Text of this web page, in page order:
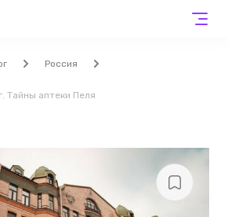
Россия
Тайны аптеки Пеля